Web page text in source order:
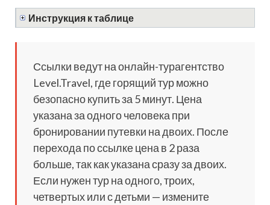
Инструкция к таблице
Ссылки ведут на онлайн-турагентство
Level.Travel, где горящий тур можно
безопасно купить за 5 минут. Цена
указана за одного человека при
бронировании путевки на двоих. После
перехода по ссылке цена в 2 раза
больше, так как указана сразу за двоих.
Если нужен тур на одного, троих,
четвертых или с детьми — измените